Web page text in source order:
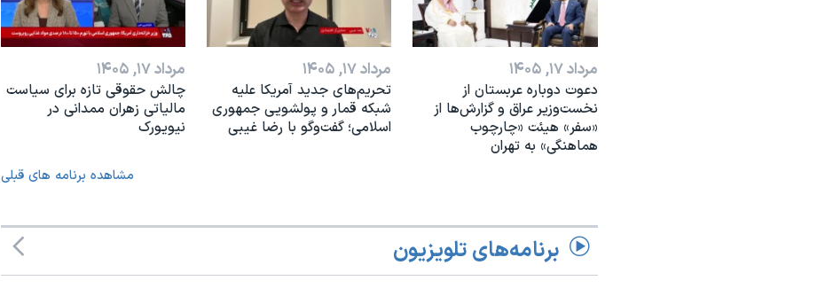
مرداد ۱۷, ۱۴۰۵
دعوت دوباره عربستان از
نخست‌وزیر عراق و گزارش‌ها از
«سفر» هیئت «چارچوب
هماهنگی» به تهران
مرداد ۱۷, ۱۴۰۵
تحریم‌های جدید آمریکا علیه
شبکه قمار و پولشویی جمهوری
اسلامی؛ گفت‌وگو با رضا غیبی
مرداد ۱۷, ۱۴۰۵
چالش حقوقی تازه برای سیاست
مالیاتی زهران ممدانی در
نیویورک
مشاهده برنامه های قبلی
برنامه‌های تلویزیون